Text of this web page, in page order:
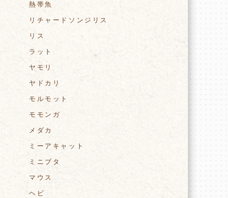
熱帯魚
リチャードソンジリス
リス
ラット
ヤモリ
ヤドカリ
モルモット
モモンガ
メダカ
ミーアキャット
ミニブタ
マウス
ヘビ